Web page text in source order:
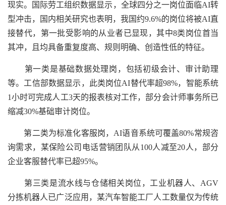
现实。国际劳工组织数据显示，全球四分之一岗位面临AI转
型冲击，国内相关研究也表明，我国约9.6%的岗位将被AI直
接替代，第一批受影响的从业者已显现，其中8类岗位首当
其冲，且均具备重复度高、规则明确、创造性低的特征。
第一类是基础数据处理岗，包括初级会计、审计助理
等。工信部数据显示，此类岗位AI替代率超98%，智能系统
1小时可完成人工3天的报表核对工作，部分会计师事务所已
缩减30%基础审计岗位。
第二类为标准化客服岗，AI语音系统可覆盖80%常规咨
询需求，某保险公司电话营销团队从100人减至20人，部分
企业客服替代率已超95%。
第三类是流水线与仓储相关岗位，工业机器人、AGV
分拣机器人已广泛应用，某汽车智能工厂人工数量仅为传统